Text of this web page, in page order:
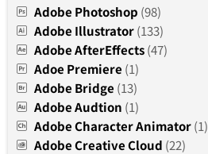
Adobe Photoshop (98)
Adobe Illustrator(133)
Adobe AfterEffects(47)
Adoe Premiere (1)
Adobe Bridge (13)
Adobe Audtion (1)
Adobe Character Animator(1)
Adobe Creative Cloud (22)